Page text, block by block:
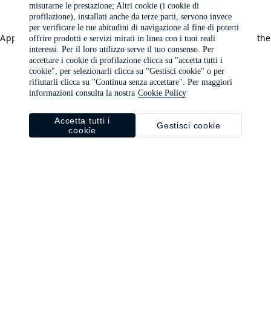
Application error: a client-side exception has occurred (see the
browser console for more information).
misurarne le prestazione; Altri cookie (i cookie di
profilazione), installati anche da terze parti, servono invece
per verificare le tue abitudini di navigazione al fine di poterti
offrire prodotti e servizi mirati in linea con i tuoi reali
interessi. Per il loro utilizzo serve il tuo consenso. Per
accettare i cookie di profilazione clicca su "accetta tutti i
cookie", per selezionarli clicca su "Gestisci cookie" o per
rifiutarli clicca su "Continua senza accettare". Per maggiori
informazioni consulta la nostra Cookie Policy
Gestisci cookie
Accetta tutti i
cookie